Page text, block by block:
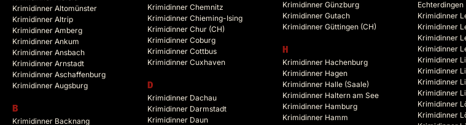
Krimidinner Altomünster
Krimidinner Altrip
Krimidinner Amberg
Krimidinner Ankum
Krimidinner Ansbach
Krimidinner Arnstadt
Krimidinner Aschaffenburg
Krimidinner Augsburg
B
Krimidinner Backnang
Krimidinner Chemnitz
Krimidinner Chieming-Ising
Krimidinner Chur (CH)
Krimidinner Coburg
Krimidinner Cottbus
Krimidinner Cuxhaven
D
Krimidinner Dachau
Krimidinner Darmstadt
Krimidinner Daun
Krimidinner Günzburg
Krimidinner Gutach
Krimidinner Güttingen (CH)
H
Krimidinner Hachenburg
Krimidinner Hagen
Krimidinner Halle (Saale)
Krimidinner Haltern am See
Krimidinner Hamburg
Krimidinner Hamm
Echterdingen
Krimidinner
Krimidinner
Krimidinner
Krimidinner
Krimidinner
Krimidinner
Krimidinner
Krimidinner
Krimidinner
Krimidinner